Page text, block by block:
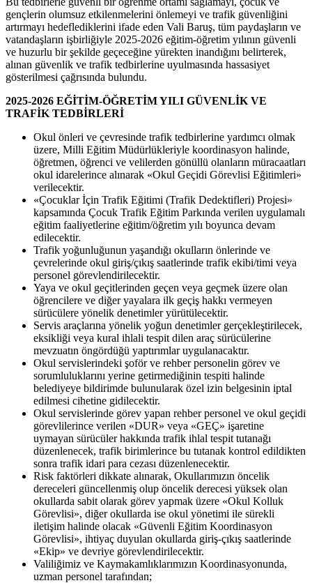
gençlerin olumsuz etkilenmelerini önlemeyi ve trafik güvenliğini
artırmayı hedeflediklerini ifade eden Vali Baruş, tüm paydaşların ve
vatandaşların işbirliğiyle 2025-2026 eğitim-öğretim yılının güvenli
ve huzurlu bir şekilde geçeceğine yürekten inandığını belirterek,
alınan güvenlik ve trafik tedbirlerine uyulmasında hassasiyet
gösterilmesi çağrısında bulundu.
2025-2026 EĞİTİM-ÖĞRETİM YILI GÜVENLİK VE
TRAFİK TEDBİRLERİ
Okul önleri ve çevresinde trafik tedbirlerine yardımcı olmak
üzere, Milli Eğitim Müdürlükleriyle koordinasyon halinde,
öğretmen, öğrenci ve velilerden gönüllü olanların müracaatları
okul idarelerince alınarak «Okul Geçidi Görevlisi Eğitimleri»
verilecektir.
«Çocuklar İçin Trafik Eğitimi (Trafik Dedektifleri) Projesi»
kapsamında Çocuk Trafik Eğitim Parkında verilen uygulamalı
eğitim faaliyetlerine eğitim/öğretim yılı boyunca devam
edilecektir.
Trafik yoğunluğunun yaşandığı okulların önlerinde ve
çevrelerinde okul giriş/çıkış saatlerinde trafik ekibi/timi veya
personel görevlendirilecektir.
Yaya ve okul geçitlerinden geçen veya geçmek üzere olan
öğrencilere ve diğer yayalara ilk geçiş hakkı vermeyen
sürücülere yönelik denetimler yürütülecektir.
Servis araçlarına yönelik yoğun denetimler gerçekleştirilecek,
eksikliği veya kural ihlali tespit dilen araç sürücülerine
mevzuatın öngördüğü yaptırımlar uygulanacaktır.
Okul servislerindeki şoför ve rehber personelin görev ve
sorumluluklarını yerine getirmediğinin tespiti halinde
belediyeye bildirimde bulunularak özel izin belgesinin iptal
edilmesi cihetine gidilecektir.
Okul servislerinde görev yapan rehber personel ve okul geçidi
görevlilerince verilen «DUR» veya «GEÇ» işaretine
uymayan sürücüler hakkında trafik ihlal tespit tutanağı
düzenlenecek, trafik birimlerince bu tutanak kontrol edildikten
sonra trafik idari para cezası düzenlenecektir.
Risk faktörleri dikkate alınarak, Okullarımızın öncelik
dereceleri güncellenmiş olup öncelik derecesi yüksek olan
okullarda sabit olarak görev yapmak üzere «Okul Kolluk
Görevlisi», diğer okullarda ise okul yönetimi ile sürekli
iletişim halinde olacak «Güvenli Eğitim Koordinasyon
Görevlisi», ihtiyaç duyulan okullarda giriş-çıkış saatlerinde
«Ekip» ve devriye görevlendirilecektir.
Valiliğimiz ve Kaymakamlıklarımızın Koordinasyonunda,
uzman personel tarafından;